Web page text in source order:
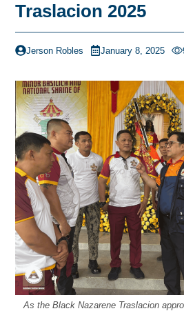
Traslacion 2025
Jerson Robles January 8, 2025
As the Black Nazarene Traslacion